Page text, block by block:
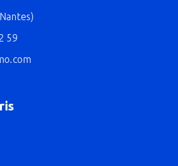
59